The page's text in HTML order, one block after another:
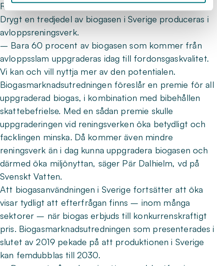
Riksförbund.
Drygt en tredjedel av biogasen i Sverige produceras i
avloppsreningsverk.
– Bara 60 procent av biogasen som kommer från
avloppsslam uppgraderas idag till fordonsgaskvalitet.
Vi kan och vill nyttja mer av den potentialen.
Biogasmarknadsutredningen föreslår en premie för all
uppgraderad biogas, i kombination med bibehållen
skattebefrielse. Med en sådan premie skulle
uppgraderingen vid reningsverken öka betydligt och
facklingen minska. Då kommer även mindre
reningsverk än i dag kunna uppgradera biogasen och
därmed öka miljönyttan, säger Pär Dalhielm, vd på
Svenskt Vatten.
Att biogasanvändningen i Sverige fortsätter att öka
visar tydligt att efterfrågan finns – inom många
sektorer – när biogas erbjuds till konkurrenskraftigt
pris. Biogasmarknadsutredningen som presenterades i
slutet av 2019 pekade på att produktionen i Sverige
kan femdubblas till 2030.